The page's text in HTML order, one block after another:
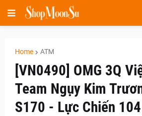
Home ATM
[VN0490] OMG 3Q
Team Ngụy Kim
S170 - Lực Chiến